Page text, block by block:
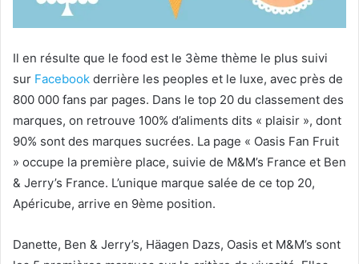
Il en résulte que le food est le 3ème thème le plus suivi
sur Facebook derrière les peoples et le luxe, avec près de
800 000 fans par pages. Dans le top 20 du classement des
marques, on retrouve 100% d’aliments dits « plaisir », dont
90% sont des marques sucrées. La page « Oasis Fan Fruit
» occupe la première place, suivie de M&M’s France et Ben
& Jerry’s France. L’unique marque salée de ce top 20,
Apéricube, arrive en 9ème position.
Danette, Ben & Jerry’s, Häagen Dazs, Oasis et M&M’s sont